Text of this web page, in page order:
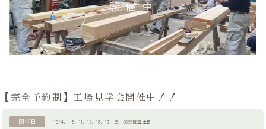
イベント
【完全予約制】工場見学会開催中！！
開催日 10/4 5 、11 、12 、18 、19 、25 、26※毎週土日